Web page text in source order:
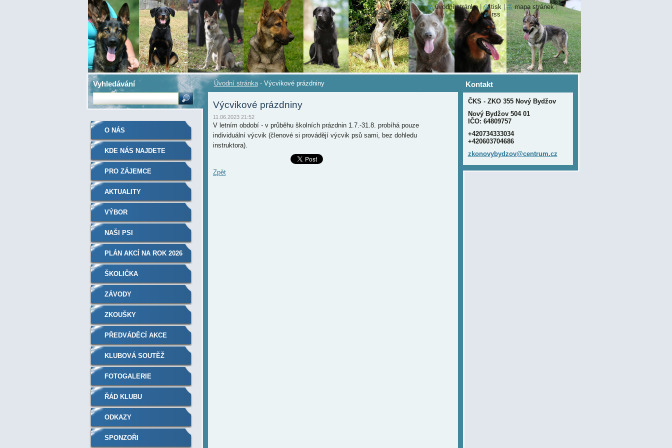
Úvodní stránka - Výcvikové prázdniny
Výcvikové prázdniny
11.06.2023 21:52
V letním období - v průběhu školních prázdnin 1.7.-31.8. probíhá pouze
individuální výcvik (členové si provádějí výcvik psů sami, bez dohledu
instruktora).
Zpět
O NÁS
KDE NÁS NAJDETE
PRO ZÁJEMCE
AKTUALITY
VÝBOR
NAŠI PSI
PLÁN AKCÍ NA ROK 2026
ŠKOLIČKA
ZÁVODY
ZKOUŠKY
PŘEDVÁDĚCÍ AKCE
KLUBOVÁ SOUTĚŽ
FOTOGALERIE
ŘÁD KLUBU
ODKAZY
SPONZOŘI
Kontakt
ČKS - ZKO 355 Nový Bydžov
Nový Bydžov 504 01
IČO: 64809757
+420734333034
+420603704686
zkonovybydzov@centrum.cz
Vyhledávání
úvodní stránka | tisk | mapa stránek |
rss